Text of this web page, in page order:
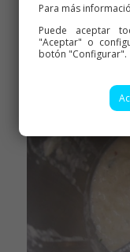
Para más
Puede aceptar
"Aceptar" o
botón "Configurar".